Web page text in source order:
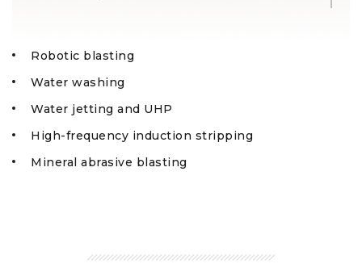
Jet d’eau et système à très haute pression
Décapage à induction et haute fréquence
Grenaillage minéral
Robotic blasting
Water washing
Water jetting and UHP
High-frequency induction stripping
Mineral abrasive blasting